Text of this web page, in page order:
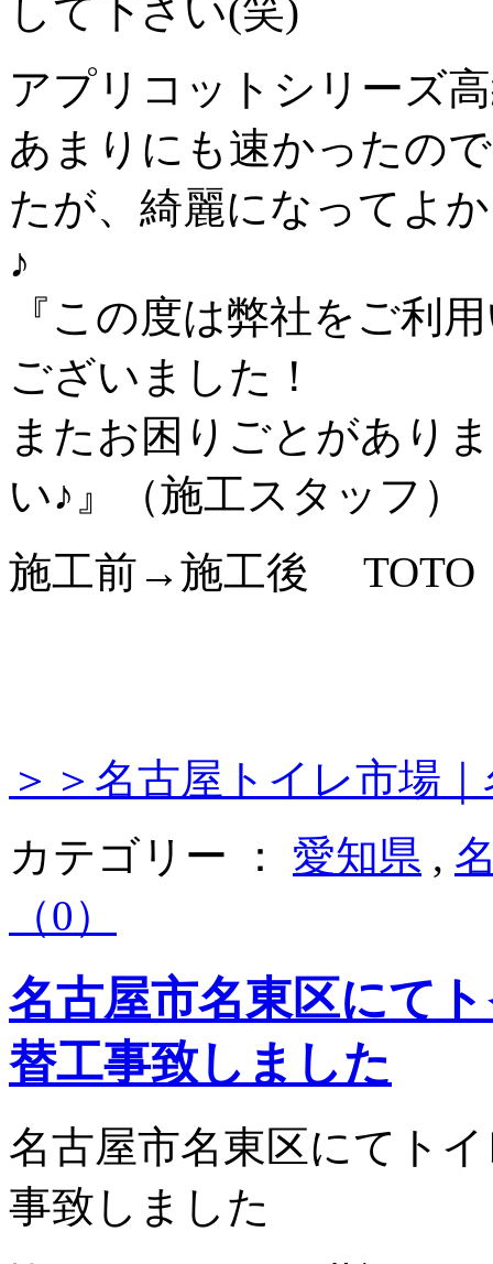
して下さい(笑)
アプリコットシリーズ
あまりにも速かったの
たが、綺麗になってよ
♪
『この度は弊社をご利
ございました！
またお困りごとがあり
い♪』（施工スタッフ）
施工前→施工後 TOTO
＞＞名古屋トイレ市場
カテゴリー ： 愛知県 ,
（0）
名古屋市名東区にて
替工事致しました
名古屋市名東区にてト
事致しました